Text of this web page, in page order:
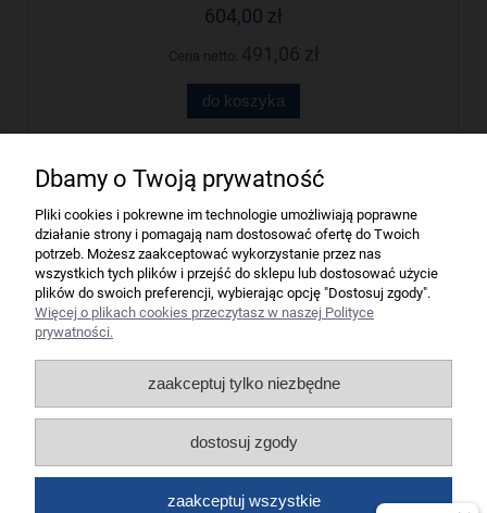
604,00 zł
do koszyka
Firma
Bindownice wg producentów
Niszczarki wg producentów
Liczarki pieniędzy
Dbamy o Twoją prywatność
Pliki cookies i pokrewne im technologie umożliwiają poprawne
działanie strony i pomagają nam dostosować ofertę do Twoich
potrzeb. Możesz zaakceptować wykorzystanie przez nas
wszystkich tych plików i przejść do sklepu lub dostosować użycie
plików do swoich preferencji, wybierając opcję "Dostosuj zgody".
Więcej o plikach cookies przeczytasz w naszej Polityce
prywatności.
zaakceptuj tylko niezbędne
dostosuj zgody
zaakceptuj wszystkie